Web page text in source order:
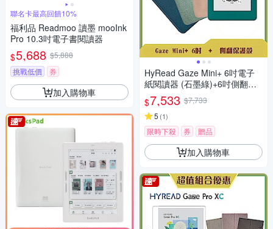
聯名卡最高回饋10%
福利品 Readmoo 讀墨 mooInk
Pro 10.3吋電子書閱讀器
$5,688 $5,888
挑戰低價
券
加入購物車
HyRead Gaze Mini+ 6吋電子
紙閱讀器 (石墨綠)+6吋側翻保
護殼
$7,533 $7,733
5 (1)
限時下殺 券 贈品
加入購物車